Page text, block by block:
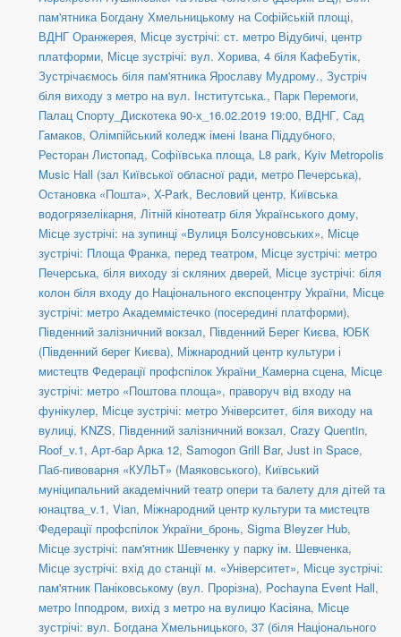
пам'ятника Богдану Хмельницькому на Софійській площі,
ВДНГ Оранжерея, Місце зустрічі: ст. метро Відубичі, центр
платформи, Місце зустрічі: вул. Хорива, 4 біля КафеБутік,
Зустрічаємось біля пам'ятника Ярославу Мудрому., Зустріч
біля виходу з метро на вул. Інститутська., Парк Перемоги,
Палац Спорту_Дискотека 90-х_16.02.2019 19:00, ВДНГ, Сад
Гамаков, Олімпійський коледж імені Івана Піддубного,
Ресторан Листопад, Софіївська площа, L8 park, Kyiv Metropolis
Music Hall (зал Київської обласної ради, метро Печерська),
Остановка «Пошта», X-Park, Весловий центр, Київська
водогрязелікарня, Літній кінотеатр біля Українського дому,
Місце зустрічі: на зупинці «Вулиця Болсуновських», Місце
зустрічі: Площа Франка, перед театром, Місце зустрічі: метро
Печерська, біля виходу зі скляних дверей, Місце зустрічі: біля
колон біля входу до Національного експоцентру України, Місце
зустрічі: метро Академмістечко (посередині платформи),
Південний залізничний вокзал, Південний Берег Києва, ЮБК
(Південний берег Києва), Міжнародний центр культури і
мистецтв Федерації профспілок України_Камерна сцена, Місце
зустрічі: метро «Поштова площа», праворуч від входу на
фунікулер, Місце зустрічі: метро Університет, біля виходу на
вулиці, KNZS, Південний залізничний вокзал, Crazy Quentin,
Roof_v.1, Арт-бар Арка 12, Samogon Grill Bar, Just in Space,
Паб-пивоварня «КУЛЬТ» (Маяковського), Київський
муніципальний академічний театр опери та балету для дітей та
юнацтва_v.1, Vian, Міжнародний центр культури та мистецтв
Федерації профспілок України_бронь, Sigma Bleyzer Hub,
Місце зустрічі: пам'ятник Шевченку у парку ім. Шевченка,
Місце зустрічі: вхід до станції м. «Університет», Місце зустрічі:
пам'ятник Паніковському (вул. Прорізна), Pochayna Event Hall,
метро Іпподром, вихід з метро на вулицю Касіяна, Місце
зустрічі: вул. Богдана Хмельницького, 37 (біля Національного